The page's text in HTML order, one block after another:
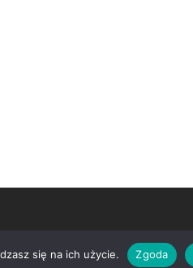
się na ich użycie. Zgoda